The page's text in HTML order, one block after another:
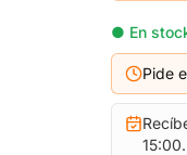
● En
Pide
15:00.